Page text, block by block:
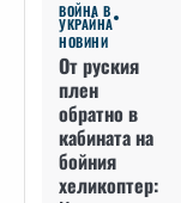
ВОЙНА В
УКРАЙНА
НОВИНИ
От руския
плен
обратно в
кабината на
бойния
хеликоптер: